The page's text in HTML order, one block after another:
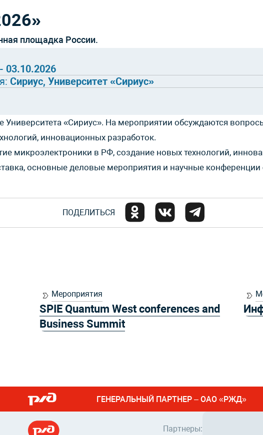
площадка России.
03.10.2026
Сириус, Университет «Сириус»
«Сириус». На мероприятии обсуждаются
инновационных разработок.
микроэлектроники в РФ, создание новых технологий,
основные деловые мероприятия и научные
ПОДЕЛИТЬСЯ
Мероприятия
SPIE Quantum West conferences and
Business Summit
ГЕНЕРАЛЬНЫЙ ПАРТНЕР – ОАО «РЖД»
Партнеры: